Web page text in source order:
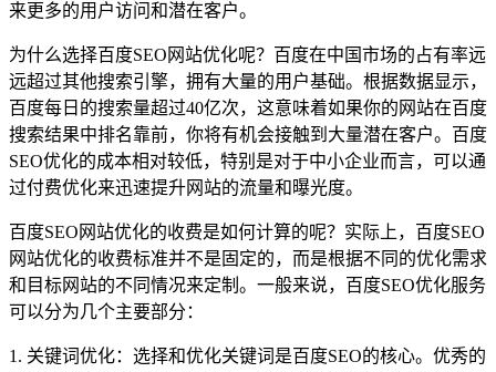
来更多的用户访问和潜在客户。
为什么选择百度SEO网站优化呢？百度在中国市场的占有率远
远超过其他搜索引擎，拥有大量的用户基础。根据数据显示，
百度每日的搜索量超过40亿次，这意味着如果你的网站在百度
搜索结果中排名靠前，你将有机会接触到大量潜在客户。百度
SEO优化的成本相对较低，特别是对于中小企业而言，可以通
过付费优化来迅速提升网站的流量和曝光度。
百度SEO网站优化的收费是如何计算的呢？实际上，百度SEO
网站优化的收费标准并不是固定的，而是根据不同的优化需求
和目标网站的不同情况来定制。一般来说，百度SEO优化服务
可以分为几个主要部分：
1. 关键词优化：选择和优化关键词是百度SEO的核心。优秀的